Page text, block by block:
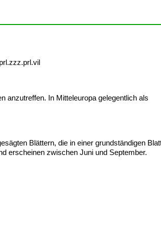
anzutreffen. In Mitteleuropa gelegentlich als
Blättern, die in einer grundständigen
erscheinen zwischen Juni und September.